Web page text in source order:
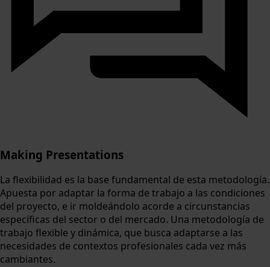
Making Presentations
La flexibilidad es la base fundamental de esta metodología.
Apuesta por adaptar la forma de trabajo a las condiciones
del proyecto, e ir moldeándolo acorde a circunstancias
específicas del sector o del mercado. Una metodología de
trabajo flexible y dinámica, que busca adaptarse a las
necesidades de contextos profesionales cada vez más
cambiantes.